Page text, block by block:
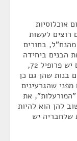
אוכלוסיות
רוצים לעשות
בחורים
הבנים ביחידה
הזו הוא שהם לא רצו להיות קרביים, לחלקם יש פרופיל 72,
בנות שהן גם כן
שהגרעינים
"המורעלות", את
להן הוא להיות
שלחבריה יש